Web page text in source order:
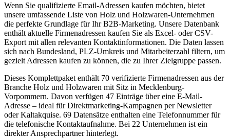
Wenn Sie qualifizierte Email-Adressen kaufen möchten, bietet
unsere umfassende Liste von Holz und Holzwaren-Unternehmen
die perfekte Grundlage für Ihr B2B-Marketing. Unsere Datenbank
enthält aktuelle Firmenadressen kaufen Sie als Excel- oder CSV-
Export mit allen relevanten Kontaktinformationen. Die Daten lassen
sich nach Bundesland, PLZ-Umkreis und Mitarbeiterzahl filtern, um
gezielt Adressen kaufen zu können, die zu Ihrer Zielgruppe passen.
Dieses Komplettpaket enthält 70 verifizierte Firmenadressen aus der
Branche Holz und Holzwaren mit Sitz in Mecklenburg-
Vorpommern. Davon verfügen 47 Einträge über eine E-Mail-
Adresse – ideal für Direktmarketing-Kampagnen per Newsletter
oder Kaltakquise. 69 Datensätze enthalten eine Telefonnummer für
die telefonische Kontaktaufnahme. Bei 22 Unternehmen ist ein
direkter Ansprechpartner hinterlegt.